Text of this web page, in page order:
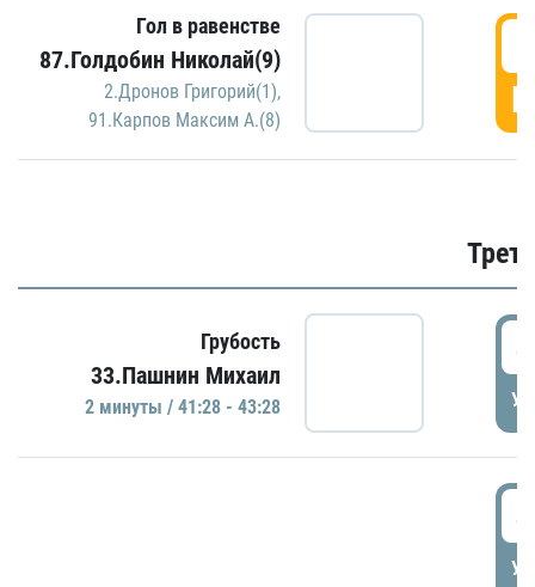
Гол в равенстве
87.Голдобин Николай(9)
2.Дронов Григорий(1),
91.Карпов Максим А.(8)
Грубость
33.Пашнин Михаил
2 минуты / 41:28 - 43:28